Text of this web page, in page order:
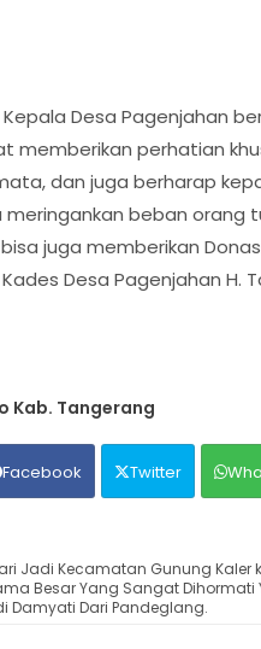
Kepala Desa Pagenjahan
memberikan perhatian
dan juga berharap
meringankan beban
juga memberikan
Desa Pagenjahan H.
Kab. Tangerang
Facebook Twitter
Jadi Kecamatan Gunung Kaler
Besar Yang Sangat Dihormati
Damyati Dari Pandeglang.